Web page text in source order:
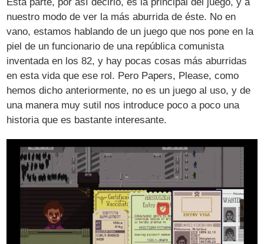
nuestro modo de ver la más aburrida de éste. No en
vano, estamos hablando de un juego que nos pone en la
piel de un funcionario de una república comunista
inventada en los 82, y hay pocas cosas más aburridas
en esta vida que ese rol. Pero Papers, Please, como
hemos dicho anteriormente, no es un juego al uso, y de
una manera muy sutil nos introduce poco a poco una
historia que es bastante interesante.